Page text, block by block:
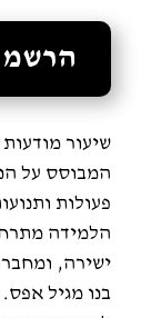
שיעור
המבוסס על
פעולות
הלמידה
ישירה,
בנו מגיל